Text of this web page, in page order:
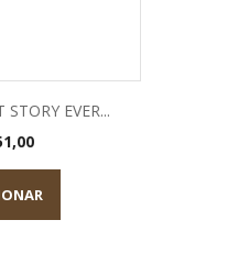
STORY EVER...